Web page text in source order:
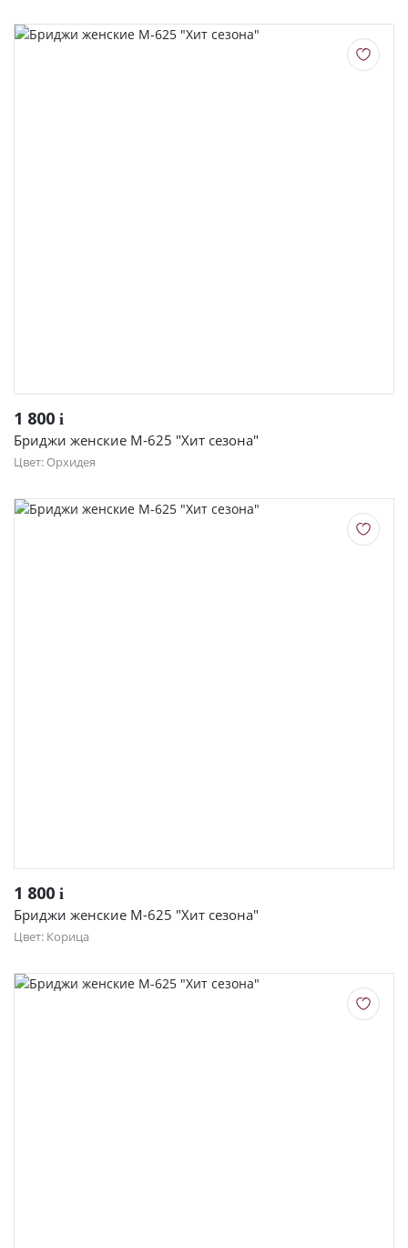
1 800 i
Бриджи женские М-625 "Хит сезона"
Цвет: Орхидея
1 800 i
Бриджи женские М-625 "Хит сезона"
Цвет: Корица